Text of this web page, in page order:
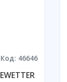
Код: 46646